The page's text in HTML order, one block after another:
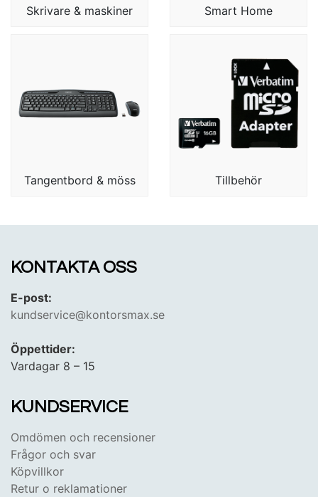
Skrivare & maskiner Smart Home
Tangentbord & möss Tillbehör
KONTAKTA OSS
E-post:
kundservice@kontorsmax.se
Öppettider:
Vardagar 8 – 15
KUNDSERVICE
Omdömen och recensioner
Frågor och svar
Köpvillkor
Retur o reklamationer